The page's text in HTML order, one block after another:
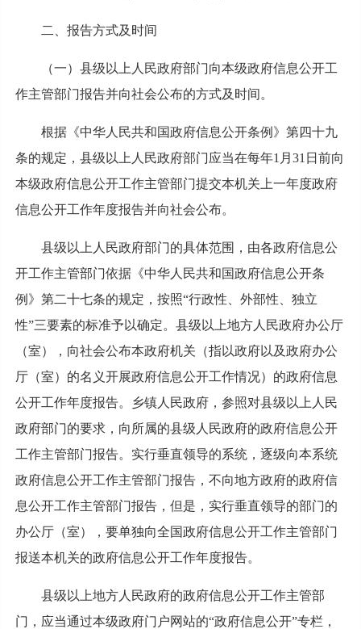
二、报告方式及时间
（一）县级以上人民政府部门向本级政府信息公开工
作主管部门报告并向社会公布的方式及时间。
根据《中华人民共和国政府信息公开条例》第四十九
条的规定，县级以上人民政府部门应当在每年1月31日前向
本级政府信息公开工作主管部门提交本机关上一年度政府
信息公开工作年度报告并向社会公布。
县级以上人民政府部门的具体范围，由各政府信息公
开工作主管部门依据《中华人民共和国政府信息公开条
例》第二十七条的规定，按照“行政性、外部性、独立
性”三要素的标准予以确定。县级以上地方人民政府办公厅
（室），向社会公布本政府机关（指以政府以及政府办公
厅（室）的名义开展政府信息公开工作情况）的政府信息
公开工作年度报告。乡镇人民政府，参照对县级以上人民
政府部门的要求，向所属的县级人民政府的政府信息公开
工作主管部门报告。实行垂直领导的系统，逐级向本系统
政府信息公开工作主管部门报告，不向地方政府的政府信
息公开工作主管部门报告，但是，实行垂直领导的部门的
办公厅（室），要单独向全国政府信息公开工作主管部门
报送本机关的政府信息公开工作年度报告。
县级以上地方人民政府的政府信息公开工作主管部
门，应当通过本级政府门户网站的“政府信息公开”专栏，